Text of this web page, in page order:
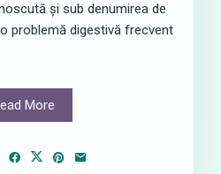
și sub denumirea de
problemă digestivă frecvent
More